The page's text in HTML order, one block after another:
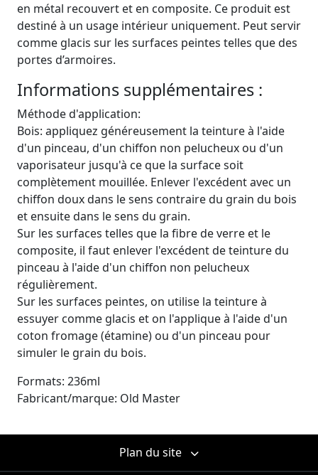
en métal recouvert et en composite. Ce produit est
destiné à un usage intérieur uniquement. Peut servir
comme glacis sur les surfaces peintes telles que des
portes d’armoires.
Informations supplémentaires :
Méthode d'application:
Bois: appliquez généreusement la teinture à l'aide
d'un pinceau, d'un chiffon non pelucheux ou d'un
vaporisateur jusqu'à ce que la surface soit
complètement mouillée. Enlever l'excédent avec un
chiffon doux dans le sens contraire du grain du bois
et ensuite dans le sens du grain.
Sur les surfaces telles que la fibre de verre et le
composite, il faut enlever l'excédent de teinture du
pinceau à l'aide d'un chiffon non pelucheux
régulièrement.
Sur les surfaces peintes, on utilise la teinture à
essuyer comme glacis et on l'applique à l'aide d'un
coton fromage (étamine) ou d'un pinceau pour
simuler le grain du bois.
Formats: 236ml
Fabricant/marque: Old Master
Plan du site